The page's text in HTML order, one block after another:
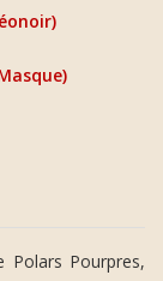
Polars Pourpres,